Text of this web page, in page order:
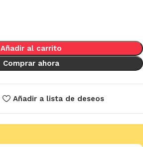
Añadir al carrito
Comprar ahora
Añadir a lista de deseos